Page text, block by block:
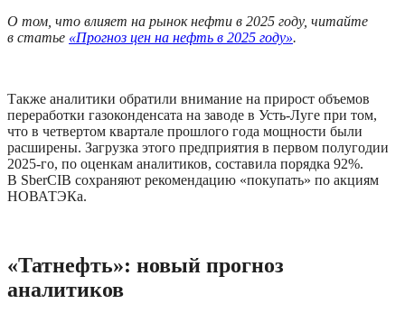
О том, что влияет на рынок нефти в 2025 году, читайте
в статье «Прогноз цен на нефть в 2025 году».
Также аналитики обратили внимание на прирост объемов
переработки газоконденсата на заводе в Усть-Луге при том,
что в четвертом квартале прошлого года мощности были
расширены. Загрузка этого предприятия в первом полугодии
2025-го, по оценкам аналитиков, составила порядка 92%.
В SberCIB сохраняют рекомендацию «покупать» по акциям
НОВАТЭКа.
«Татнефть»: новый прогноз
аналитиков